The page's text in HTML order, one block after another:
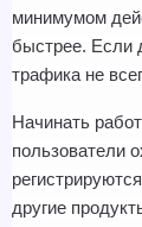
минимумом
быстрее. Если
трафика не
Начинать
пользователи
другие